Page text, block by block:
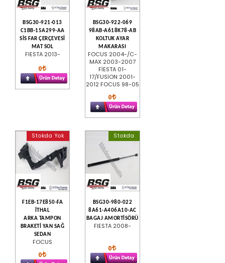
BSG30-921-013
C1BB-15A299-AA
SİS FAR ÇERÇEVESİ
MAT SOL
FIESTA 2013-
0
BSG30-922-069
98AB-A618K78-AB
KOLTUK AYAR
MAKARASI
FOCUS 2004-/C-
MAX 2003-2007
FİESTA 01-
17/FUSİON 2001-
2012 FOCUS 98-05
0
Stokda Yok
F1EB-17E850-FA
İTHAL
ARKA TAMPON
BRAKETİ YAN SAĞ
SEDAN
FOCUS
0
Stokda
BSG30-980-022
8A61-A406A10-AC
BAGAJ AMORTİSÖRÜ
FIESTA 2008-
0